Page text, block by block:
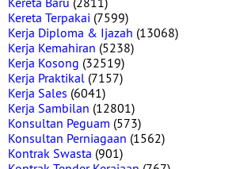
Kereta Terpakai (7599)
Kerja Diploma & Ijazah (13068)
Kerja Kemahiran (5238)
Kerja Kosong (32519)
Kerja Praktikal (7157)
Kerja Sales (6041)
Kerja Sambilan (12801)
Konsultan Peguam (573)
Konsultan Perniagaan (1562)
Kontrak Swasta (901)